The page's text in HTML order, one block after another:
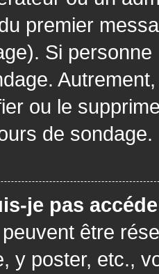
premier
Si personne
ou le
de sondage.
je pas
être
y poster, etc.,